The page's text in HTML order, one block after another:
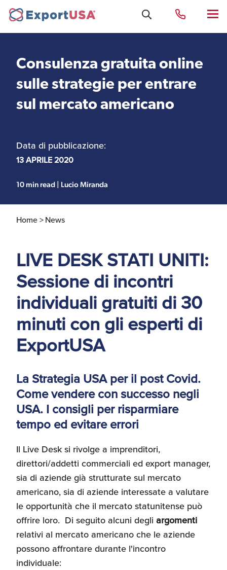
Uffici e Team Exportusa
di Rimini
ExportUSA a Bruxelles
Perchè gli Stati Uniti
New York, Corp.
Manuale pratico sul
commercio con gli USA
licenza per richiedere
gli ITIN
Media
Recensioni delle
aziende italiane
assistite da ExportUSA
Fiscali
Visti USA
Servizi Expat Italiani
negli USA
Logistica
FDA
Ricerca Distributori di
Macchinari Industriali
Comunicazione
Internazionalizzazione
e Accesso al Mercato
Apertura Ristoranti
Consulenza gratuita online
sulle strategie per entrare
sul mercato americano
Data di pubblicazione:
13 APRILE 2020
10 min read | Lucio Miranda
Home >News
LIVE DESK STATI UNITI:
Sessione di incontri
individuali gratuiti di 30
minuti con gli esperti di
ExportUSA
La Strategia USA per il post Covid.
Come vendere con successo negli
USA. I consigli per risparmiare
tempo ed evitare errori
Il Live Desk si rivolge a imprenditori,
direttori/addetti commerciali ed export manager,
sia di aziende già strutturate sul mercato
americano, sia di aziende interessate a valutare
le opportunità che il mercato statunitense può
offrire loro. Di seguito alcuni degli argomenti
relativi al mercato americano che le aziende
possono affrontare durante l'incontro
individuale: